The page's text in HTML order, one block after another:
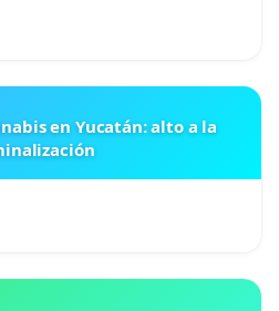
en Yucatán: alto a la